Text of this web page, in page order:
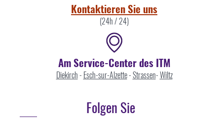
Kontaktieren Sie uns
(24h / 24)
Am Service-Center des ITM
Diekirch- Esch-sur-Alzette-Strassen-Wiltz
Folgen Sie